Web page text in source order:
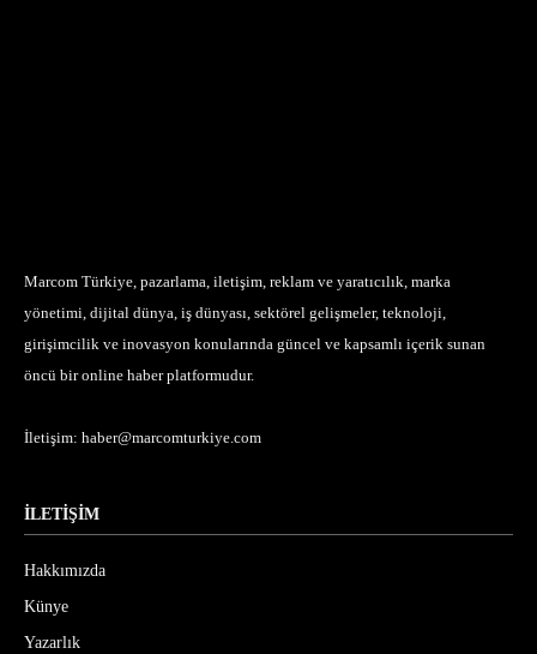
Marcom Türkiye, pazarlama, iletişim, reklam ve yaratıcılık, marka
yönetimi, dijital dünya, iş dünyası, sektörel gelişmeler, teknoloji,
girişimcilik ve inovasyon konularında güncel ve kapsamlı içerik sunan
öncü bir online haber platformudur.
İletişim: haber@marcomturkiye.com
İLETİŞİM
Hakkımızda
Künye
Yazarlık